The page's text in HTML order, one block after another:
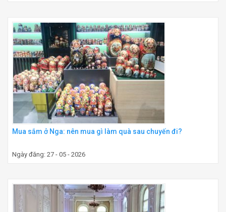
Mua sắm ở Nga: nên mua gì làm quà sau chuyến đi?
Ngày đăng: 27 - 05 - 2026